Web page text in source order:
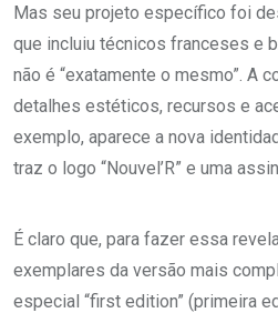
Mas seu projeto específico foi
que incluiu técnicos franceses e
não é “exatamente o mesmo”. A
detalhes estéticos, recursos e
exemplo, aparece a nova
traz o logo “Nouvel’R” e uma
É claro que, para fazer essa
exemplares da versão mais
especial “first edition” (primeira